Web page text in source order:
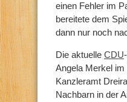
einen Fehler im
bereitete dem
dann nur noch
Die aktuelle CDU
Angela Merkel im
Kanzleramt
Nachbarn in der